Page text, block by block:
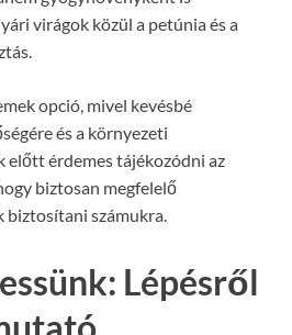
virágok közül a petúnia és a
opció, mivel kevésbé
és a környezeti
előtt érdemes tájékozódni az
biztosan megfelelő
számukra.
Lépésről